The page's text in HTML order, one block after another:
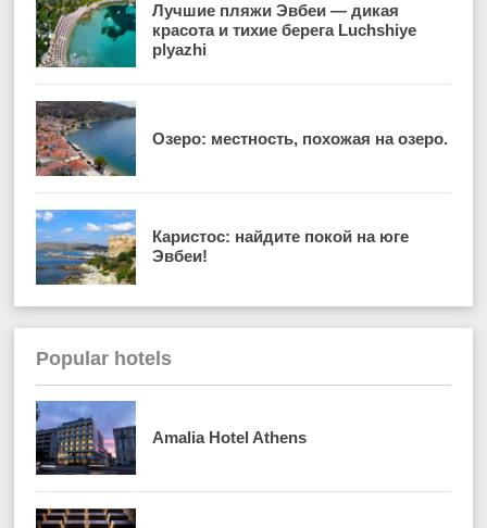
Лучшие пляжи Эвбеи — дикая
красота и тихие берега Luchshiye
plyazhi
Озеро: местность, похожая на озеро.
Каристос: найдите покой на юге
Эвбеи!
Popular hotels
Amalia Hotel Athens